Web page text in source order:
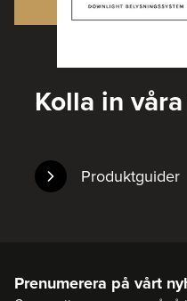
Kolla in
Produktguider
Prenumerera på vårt